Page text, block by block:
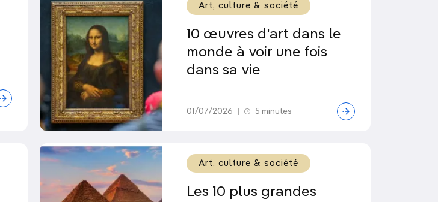
Art, culture & société
10 œuvres d'art dans le
monde à voir une fois
dans sa vie
01/07/2026 5 minutes
Art, culture & société
Les 10 plus grandes